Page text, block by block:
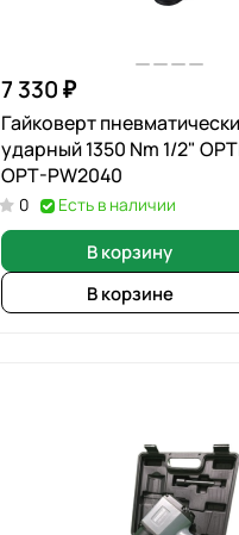
7 330 ₽
Гайковерт
ударный 1350 Nm 1/2"
OPT-PW2040
0 Есть в наличии
В корзину
В корзине